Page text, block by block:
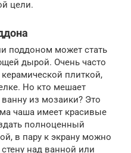
цели.
поддоном может стать
дырой. Очень часто
плиткой,
Но кто мешает
из мозаики? Это
чаша имеет красивые
полноценный
в пару к экрану можно
над ванной или